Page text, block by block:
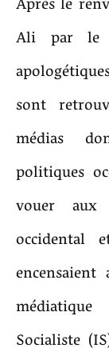
Ali par le
sont
médias
politiques
vouer aux
occidental
Socialiste